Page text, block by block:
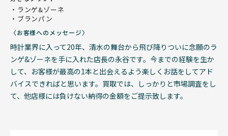
・ランゲ&ゾーネ
・ブランパン
〈お客様へのメッセージ〉
時計業界に入って20年、清水の舞台から飛び降りついに念願のラ
ンゲ&ゾーネを手に入れた店長の永谷です。今までの経験を生か
して、お客様が最高の1本と出会えるよう楽しくお話をしてアド
バイスできればと思います。買取では、しっかりと市場調査をし
て、他店様には負けない納得の金額をご提示致します。